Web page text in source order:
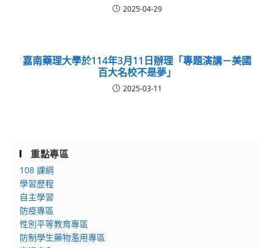
2025-04-29
嘉南藥理大學於114年3月11日辦理「專題演講－美國
百大名校不是夢」
2025-03-11
重點專區
108 課綱
學習歷程
自主學習
防疫專區
性別平等教育專區
防制學生藥物濫用專區